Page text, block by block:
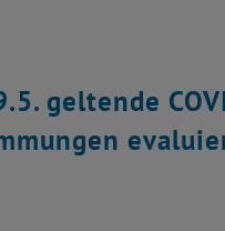
geltende